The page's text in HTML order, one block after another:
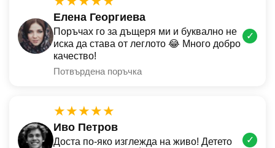
Елена Георгиева
Поръчах го за дъщеря ми и буквално не
иска да става от леглото 😂 Много добро
качество!
Потвърдена поръчка
✓
★★★★★
Иво Петров
Доста по-яко изглежда на живо! Детето
✓